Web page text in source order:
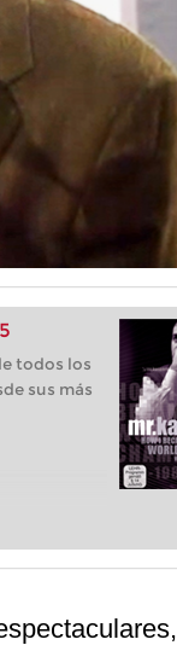
todos los
sus más